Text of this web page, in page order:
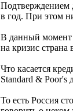
Подтверждением
в год. При этом
В данный момент
на кризис страна
Что касается
Standard &
То есть Россия